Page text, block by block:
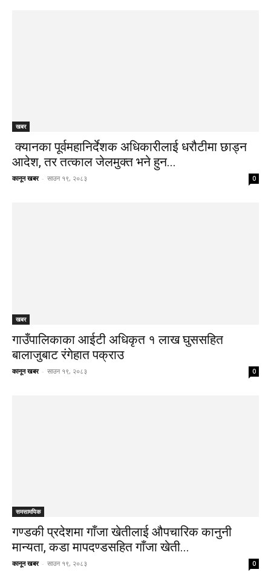
खबर
क्यानका पूर्वमहानिर्देशक अधिकारीलाई धरौटीमा छाड्न
आदेश, तर तत्काल जेलमुक्त भने हुन...
कानून खबर - साउन १९, २०८३ 0
खबर
गाउँपालिकाका आईटी अधिकृत १ लाख घुससहित
बालाजुबाट रंगेहात पक्राउ
कानून खबर - साउन १९, २०८३ 0
समसामयिक
गण्डकी प्रदेशमा गाँजा खेतीलाई औपचारिक कानुनी
मान्यता, कडा मापदण्डसहित गाँजा खेती...
कानून खबर - साउन १९, २०८३ 0